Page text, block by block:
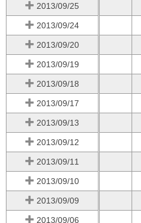
2013/09/25
2013/09/24
2013/09/20
2013/09/19
2013/09/18
2013/09/17
2013/09/13
2013/09/12
2013/09/11
2013/09/10
2013/09/09
2013/09/06